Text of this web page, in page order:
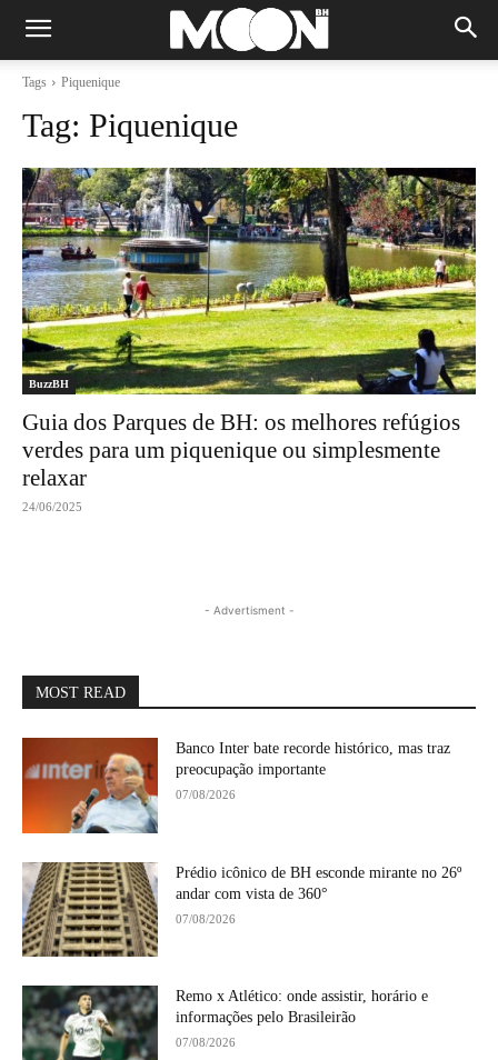
Tags Piquenique
Tag: Piquenique
BuzzBH
Guia dos Parques de BH: os melhores refúgios
verdes para um piquenique ou simplesmente
relaxar
24/06/2025
- Advertisment -
MOST READ
Banco Inter bate recorde histórico, mas traz
preocupação importante
07/08/2026
Prédio icônico de BH esconde mirante no 26º
andar com vista de 360°
07/08/2026
Remo x Atlético: onde assistir, horário e
informações pelo Brasileirão
07/08/2026